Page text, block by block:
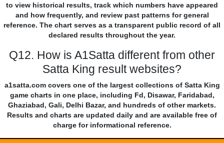
to view historical results, track which numbers have appeared
and how frequently, and review past patterns for general
reference. The chart serves as a transparent public record of all
declared results throughout the year.
Q12. How is A1Satta different from other
Satta King result websites?
a1satta.com covers one of the largest collections of Satta King
game charts in one place, including Fd, Disawar, Faridabad,
Ghaziabad, Gali, Delhi Bazar, and hundreds of other markets.
Results and charts are updated daily and are available free of
charge for informational reference.